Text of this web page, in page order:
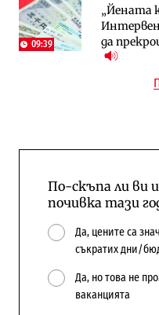
09:39
„Йената
да
А1
По-скъпа ли ви
почивка тази
Да, цените са
съкратих дни/
Да, но това не
ваканцията